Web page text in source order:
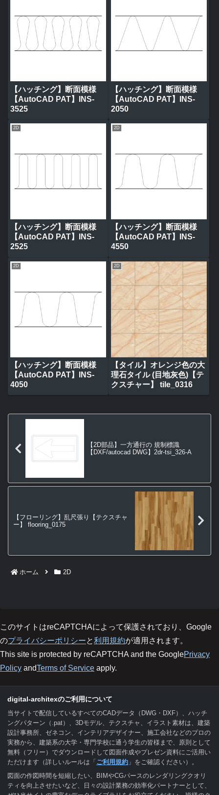
【ハッチング】断面模様
【AutoCAD PAT】INS-
3525
【ハッチング】断面模様
【AutoCAD PAT】INS-
2050
2D
【ハッチング】断面模様
【AutoCAD PAT】INS-
2525
2D
【ハッチング】断面模様
【AutoCAD PAT】INS-
4550
2D
【ハッチング】断面模様
【AutoCAD PAT】INS-
4050
2D
【タイル】オレンジ色の大
理石タイル (目地灰色)【テ
クスチャー】 tile_0316
【2D部品】一方通行の 規制標識
【DXF/autocad DWG】2dr-tsi_326-A
【フローリング】乱尺張り【テクスチャ
ー】 flooring_0175
ホーム 2D
このサイトはreCAPTCHAによって保護されており、Google
のプライバシーポリシーと利用規約が適用されます。
This site is protected by reCAPTCHA and the GooglePrivacy
Policy andTerms of Service apply.
digital-architexのご利用について
当サイトで配信しているすべてのCADデータ（DWG・DXF）、ハッチ
ングパターン（.pat）、3Dモデル、テクスチャ、イラスト素材は、建築
設計事務所、ゼネコン、インテリアデザイナー、施工会社などのプロの
実務から、建築系の大学・専門学校に通う学生の皆様まで、原則として
無料（フリー）でダウンロードして図面作成やプレゼン資料にご活用い
ただけます（詳しいルールは「 ご利用規約 」をご確認ください）。
図面の作図時間を短縮したい、BIMやCGパースのレンダリングクオリ
ティを向上させたいなど、日々の設計業務の効率化パートナーとして、